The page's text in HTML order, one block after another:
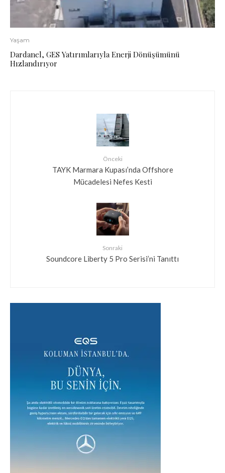
Yaşam
Dardanel, GES Yatırımlarıyla Enerji Dönüşümünü
Hızlandırıyor
Önceki
TAYK Marmara Kupası’nda Offshore
Mücadelesi Nefes Kesti
Sonraki
Soundcore Liberty 5 Pro Serisi’ni Tanıttı